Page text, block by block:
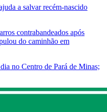
a salvar recém-nascido
contrabandeados após
do caminhão em
no Centro de Pará de Minas;